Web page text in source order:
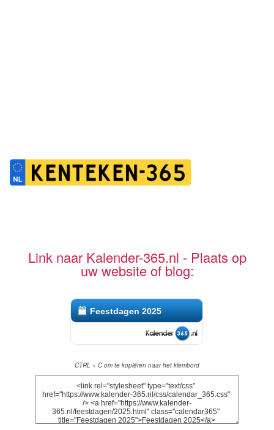
Link naar Kalender-365.nl - Plaats op
uw website of blog:
Feestdagen 2025
CTRL + C om te kopiëren naar het klembord